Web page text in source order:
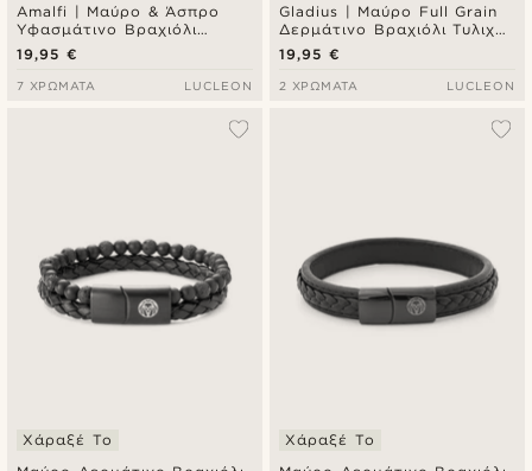
Amalfi | Μαύρο & Άσπρο
Υφασμάτινο Βραχιόλι
Σέρφερ
19,95 €
7 ΧΡΏΜΑΤΑ LUCLEON
Gladius | Μαύρο Full Grain
Δερμάτινο Βραχιόλι Τυλιχτό
Wrap Around
19,95 €
2 ΧΡΏΜΑΤΑ LUCLEON
Χάραξέ Το Χάραξέ Το